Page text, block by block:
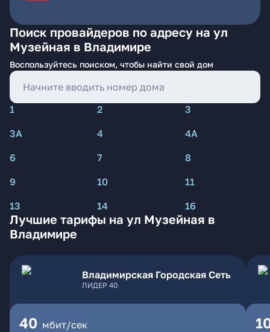
Поиск провайдеров по адресу на ул
Музейная в Владимире
Воспользуйтесь поиском, чтобы найти свой дом
1 2
3
3А
4
4А
6
7
8
9
10
11
13
14 16
Лучшие тарифы на ул Музейная в
Владимире
Владимирская Городская Сеть
ЛИДЕР 40
40 мбит/сек